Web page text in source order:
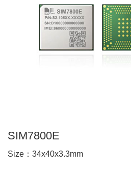
SIM7800E
Size：34x40x3.3mm